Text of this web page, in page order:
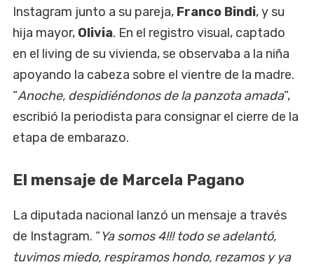
Instagram junto a su pareja, Franco Bindi, y su
hija mayor, Olivia. En el registro visual, captado
en el living de su vivienda, se observaba a la niña
apoyando la cabeza sobre el vientre de la madre.
“Anoche, despidiéndonos de la panzota amada”,
escribió la periodista para consignar el cierre de la
etapa de embarazo.
El mensaje de Marcela Pagano
La diputada nacional lanzó un mensaje a través
de Instagram. “Ya somos 4!!! todo se adelantó,
tuvimos miedo, respiramos hondo, rezamos y ya